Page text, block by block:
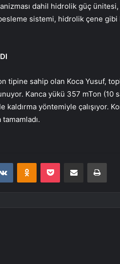
dahil hidrolik güç
sistemi, hidrolik çene gibi
tipine sahip olan Koca Yusuf,
Kanca yükü 357 mTon (10
yöntemiyle çalışıyor.
VKontakteOdnoklassniki
Pocket E-Posta ile paylaş